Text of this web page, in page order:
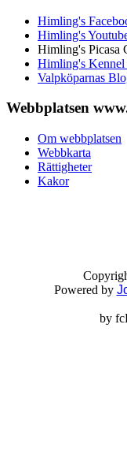
Himling's
Himling's
Himling's Picasa
Himling's
Valpköparnas
Webbplatsen
Om webbplatsen
Webbkarta
Rättigheter
Kakor
Powered by
by